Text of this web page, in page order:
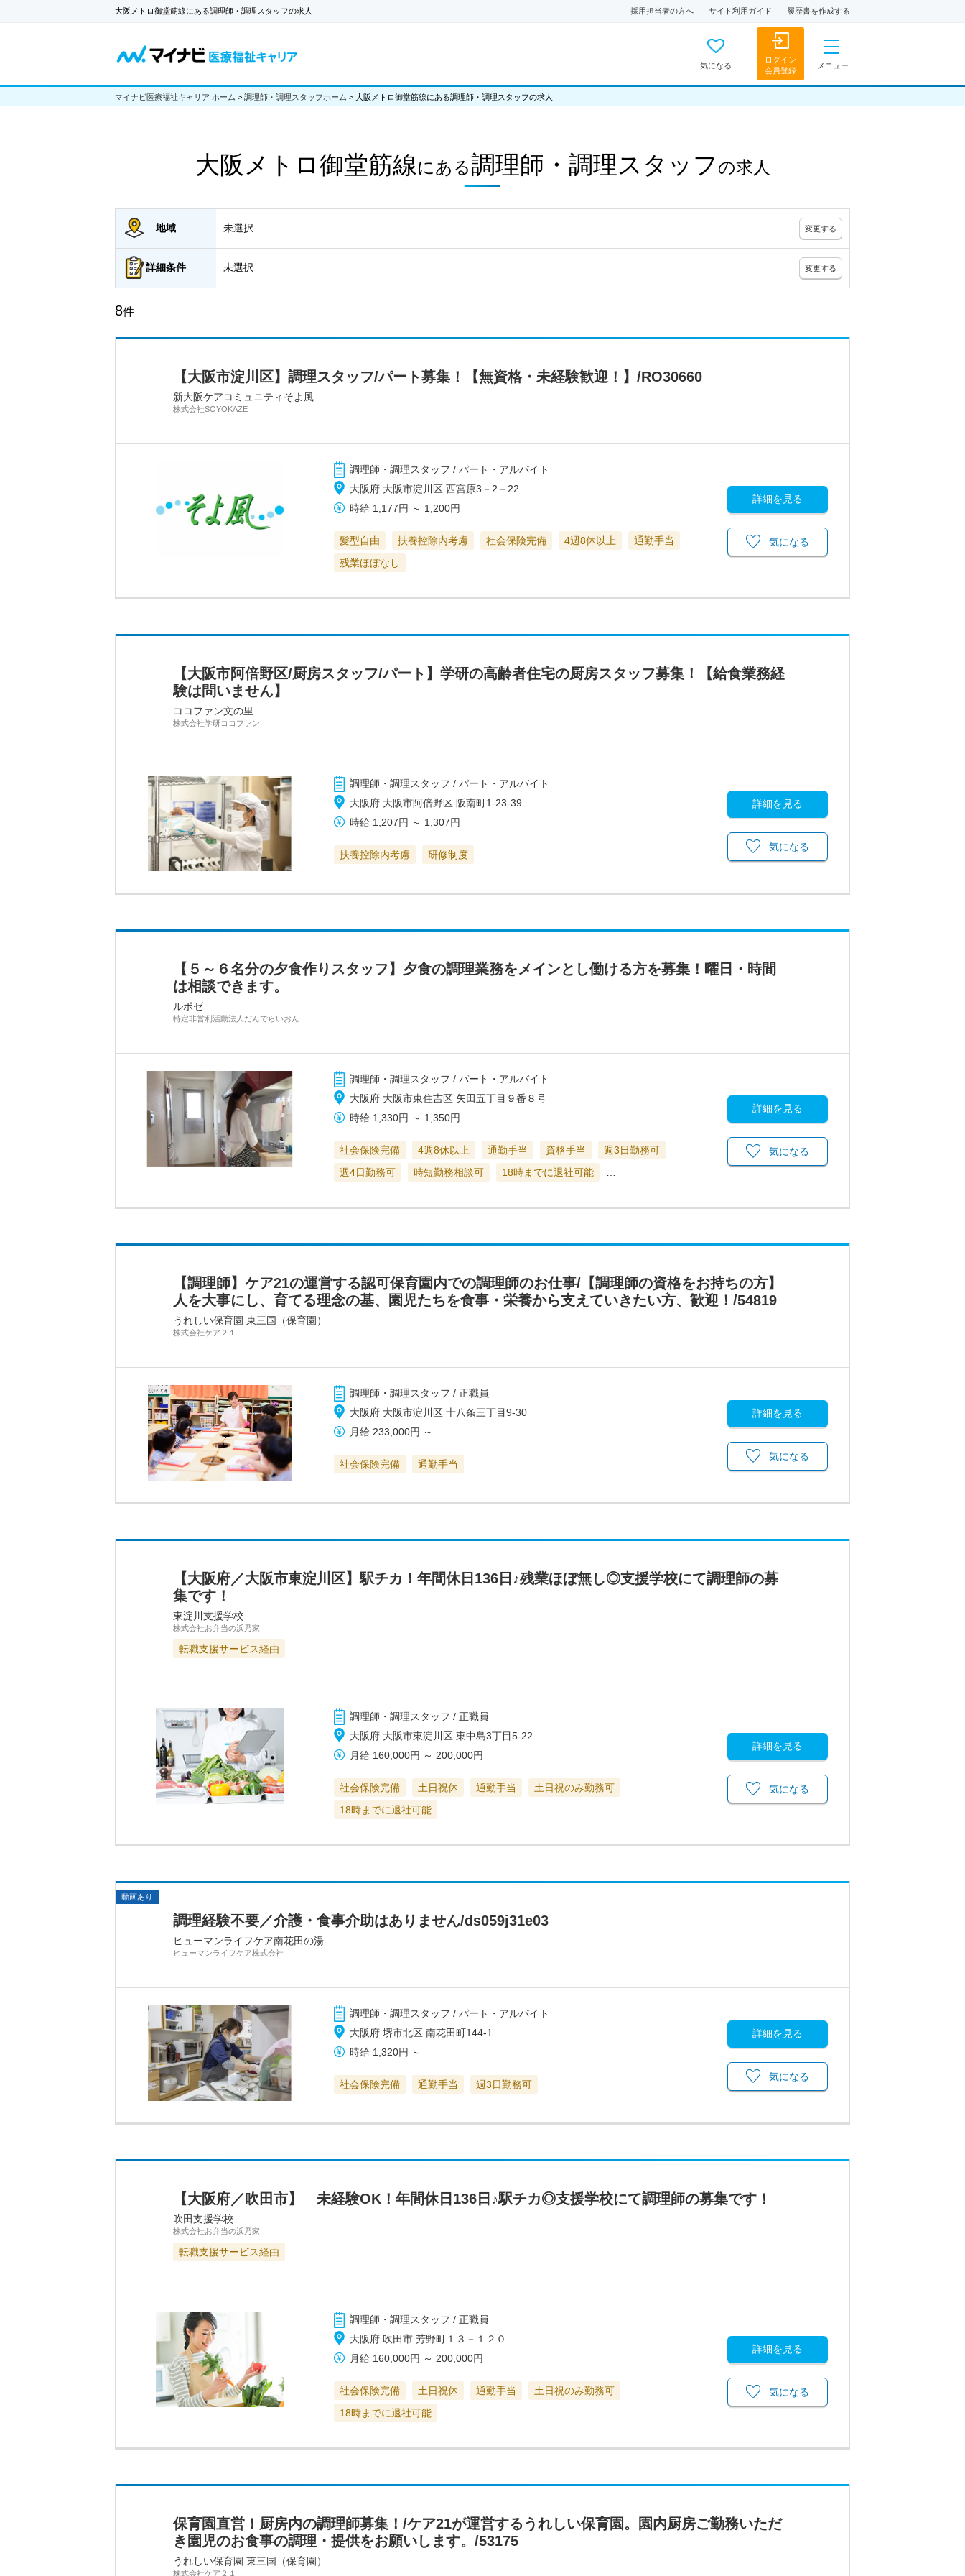
大阪メトロ御堂筋線にある調理師・調理スタッフの求人 採用担当者の方へ サイト利用ガイド 履歴書を作成する
気になる
ログイン
会員登録
メニュー
マイナビ医療福祉キャリア ホーム > 調理師・調理スタッフホーム > 大阪メトロ御堂筋線にある調理師・調理スタッフの求人
大阪メトロ御堂筋線にある調理師・調理スタッフ の求人
地域 未選択 変更する
詳細条件 未選択 変更する
8件
【大阪市淀川区】調理スタッフ/パート募集！【無資格・未経験歓迎！】/RO30660
新大阪ケアコミュニティそよ風
株式会社SOYOKAZE
調理師・調理スタッフ / パート・アルバイト
大阪府 大阪市淀川区 西宮原3－2－22
時給 1,177円 ～ 1,200円
髪型自由 扶養控除内考慮 社会保険完備 4週8休以上
通勤手当
残業ほぼなし
詳細を見る
気になる
【大阪市阿倍野区/厨房スタッフ/パート】学研の高齢者住宅の厨房スタッフ募集！【給食業務経
験は問いません】
ココファン文の里
株式会社学研ココファン
調理師・調理スタッフ / パート・アルバイト
大阪府 大阪市阿倍野区 阪南町1-23-39
時給 1,207円 ～ 1,307円
扶養控除内考慮 研修制度
詳細を見る
気になる
【５～６名分の夕食作りスタッフ】夕食の調理業務をメインとし働ける方を募集！曜日・時間
は相談できます。
ルポゼ
特定非営利活動法人だんでらいおん
調理師・調理スタッフ / パート・アルバイト
大阪府 大阪市東住吉区 矢田五丁目９番８号
時給 1,330円 ～ 1,350円
社会保険完備 4週8休以上 通勤手当 資格手当
週3日勤務可
週4日勤務可
時短勤務相談可 18時までに退社可能
詳細を見る
気になる
【調理師】ケア21の運営する認可保育園内での調理師のお仕事/【調理師の資格をお持ちの方】
人を大事にし、育てる理念の基、園児たちを食事・栄養から支えていきたい方、歓迎！/54819
うれしい保育園 東三国（保育園）
株式会社ケア２１
調理師・調理スタッフ / 正職員
大阪府 大阪市淀川区 十八条三丁目9-30
月給 233,000円 ～
社会保険完備 通勤手当
詳細を見る
気になる
【大阪府／大阪市東淀川区】駅チカ！年間休日136日♪残業ほぼ無し◎支援学校にて調理師の募
集です！
東淀川支援学校
株式会社お弁当の浜乃家
転職支援サービス経由
調理師・調理スタッフ / 正職員
大阪府 大阪市東淀川区 東中島3丁目5-22
月給 160,000円 ～ 200,000円
社会保険完備 土日祝休 通勤手当
土日祝のみ勤務可
18時までに退社可能
詳細を見る
気になる
動画あり
調理経験不要／介護・食事介助はありません/ds059j31e03
ヒューマンライフケア南花田の湯
ヒューマンライフケア株式会社
調理師・調理スタッフ / パート・アルバイト
大阪府 堺市北区 南花田町144-1
時給 1,320円 ～
社会保険完備 通勤手当 週3日勤務可
詳細を見る
気になる
【大阪府／吹田市】 未経験OK！年間休日136日♪駅チカ◎支援学校にて調理師の募集です！
吹田支援学校
株式会社お弁当の浜乃家
転職支援サービス経由
調理師・調理スタッフ / 正職員
大阪府 吹田市 芳野町１３－１２０
月給 160,000円 ～ 200,000円
社会保険完備 土日祝休 通勤手当
土日祝のみ勤務可
18時までに退社可能
詳細を見る
気になる
保育園直営！厨房内の調理師募集！/ケア21が運営するうれしい保育園。園内厨房ご勤務いただ
き園児のお食事の調理・提供をお願いします。/53175
うれしい保育園 東三国（保育園）
株式会社ケア２１